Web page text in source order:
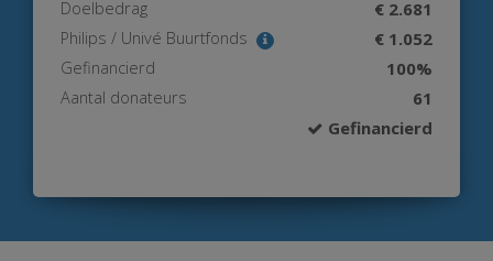
Doelbedrag € 2.681
Philips / Univé Buurtfonds € 1.052
Gefinancierd 100%
Aantal donateurs
61
Gefinancierd